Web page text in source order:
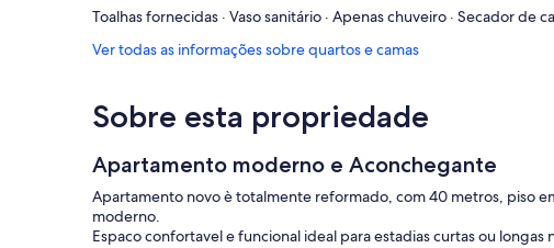
Toalhas fornecidas · Vaso sanitário · Apenas chuveiro · Secador de
Ver todas as informações sobre quartos e camas
Sobre esta propriedade
Apartamento moderno e Aconchegante
Apartamento novo è totalmente reformado, com 40 metros, piso
moderno.
Espaco confortavel e funcional ideal para estadias curtas ou longas